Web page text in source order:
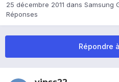
25 décembre 2011 dans Samsung
Réponses
Répondre